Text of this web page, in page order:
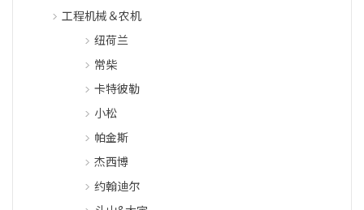
工程机械＆农机
纽荷兰
常柴
卡特彼勒
小松
帕金斯
杰西博
约翰迪尔